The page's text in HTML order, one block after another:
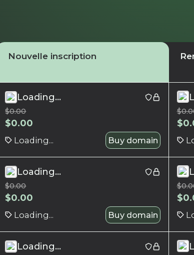
Nouvelle inscription
Loading...
$0.00
$0.00
Loading... Buy domain
$
$
Loading...
$0.00
$0.00
Loading... Buy domain
$
$
Loading...